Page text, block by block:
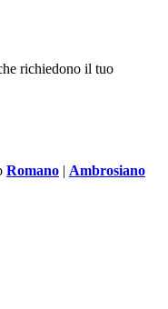
richiedono il tuo
Romano | Ambrosiano